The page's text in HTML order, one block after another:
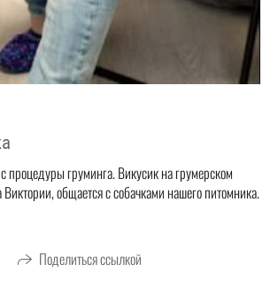
процедуры груминга. Викусик на грумерском
общается с собачками нашего питомника.
Поделиться ссылкой